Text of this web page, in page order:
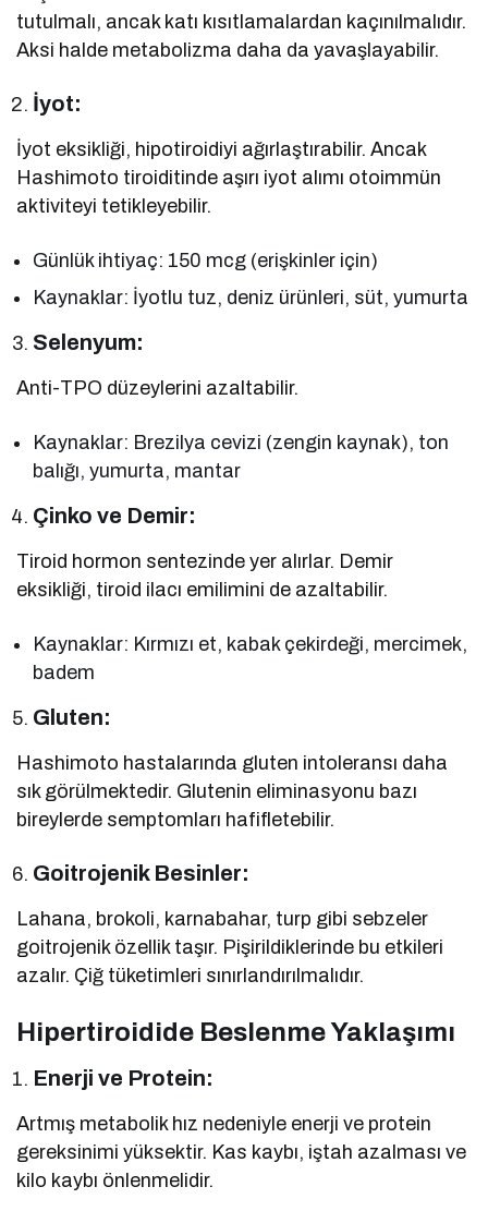
tutulmalı, ancak katı kısıtlamalardan kaçınılmalıdır.
Aksi halde metabolizma daha da yavaşlayabilir.
İyot:
İyot eksikliği, hipotiroidiyi ağırlaştırabilir. Ancak
Hashimoto tiroiditinde aşırı iyot alımı otoimmün
aktiviteyi tetikleyebilir.
Günlük ihtiyaç: 150 mcg (erişkinler için)
Kaynaklar: İyotlu tuz, deniz ürünleri, süt, yumurta
Selenyum:
Anti-TPO düzeylerini azaltabilir.
Kaynaklar: Brezilya cevizi (zengin kaynak), ton
balığı, yumurta, mantar
Çinko ve Demir:
Tiroid hormon sentezinde yer alırlar. Demir
eksikliği, tiroid ilacı emilimini de azaltabilir.
Kaynaklar: Kırmızı et, kabak çekirdeği, mercimek,
badem
Gluten:
Hashimoto hastalarında gluten intoleransı daha
sık görülmektedir. Glutenin eliminasyonu bazı
bireylerde semptomları hafifletebilir.
Goitrojenik Besinler:
Lahana, brokoli, karnabahar, turp gibi sebzeler
goitrojenik özellik taşır. Pişirildiklerinde bu etkileri
azalır. Çiğ tüketimleri sınırlandırılmalıdır.
Hipertiroidide Beslenme Yaklaşımı
Enerji ve Protein:
Artmış metabolik hız nedeniyle enerji ve protein
gereksinimi yüksektir. Kas kaybı, iştah azalması ve
kilo kaybı önlenmelidir.